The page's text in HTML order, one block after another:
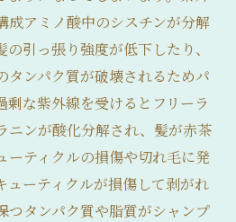
成アミノ酸中のシスチンが分解
引っ張り強度が低下したり、
タンパク質が破壊されるためパ
な紫外線を受けるとフリーラ
ニンが酸化分解され、髪が赤茶
ーティクルの損傷や切れ毛に発
ューティクルが損傷して剥がれ
つタンパク質や脂質がシャンプ